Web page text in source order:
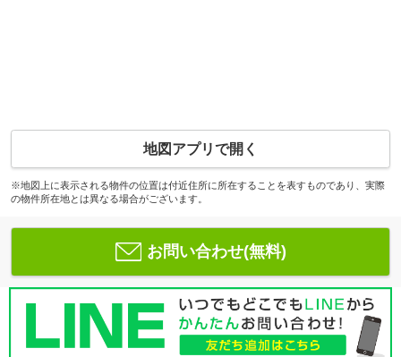
地図アプリで開く
※地図上に表示される物件の位置は付近住所に所在することを表すものであり、実際
の物件所在地とは異なる場合がございます。
お問い合わせ(無料)